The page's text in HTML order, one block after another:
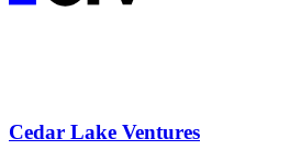
Cedar Lake Ventures